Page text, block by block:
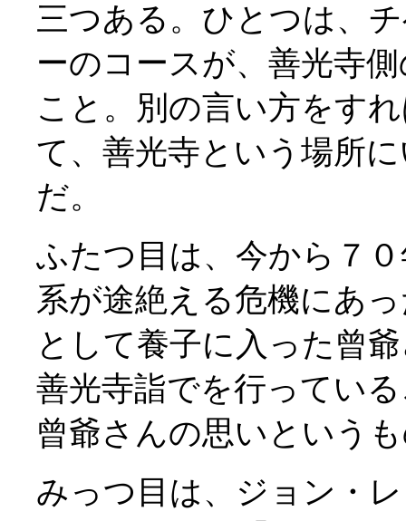
三つある。ひとつは、
ーのコースが、善光寺
こと。別の言い方をす
て、善光寺という場所
だ。
ふたつ目は、今から７
系が途絶える危機にあ
として養子に入った曾
善光寺詣でを行ってい
曾爺さんの思いという
みっつ目は、ジョン・